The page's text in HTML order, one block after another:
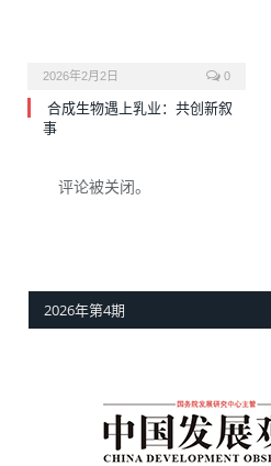
2026年2月2日 0
合成生物遇上乳业：共创新叙
事
评论被关闭。
2026年第4期